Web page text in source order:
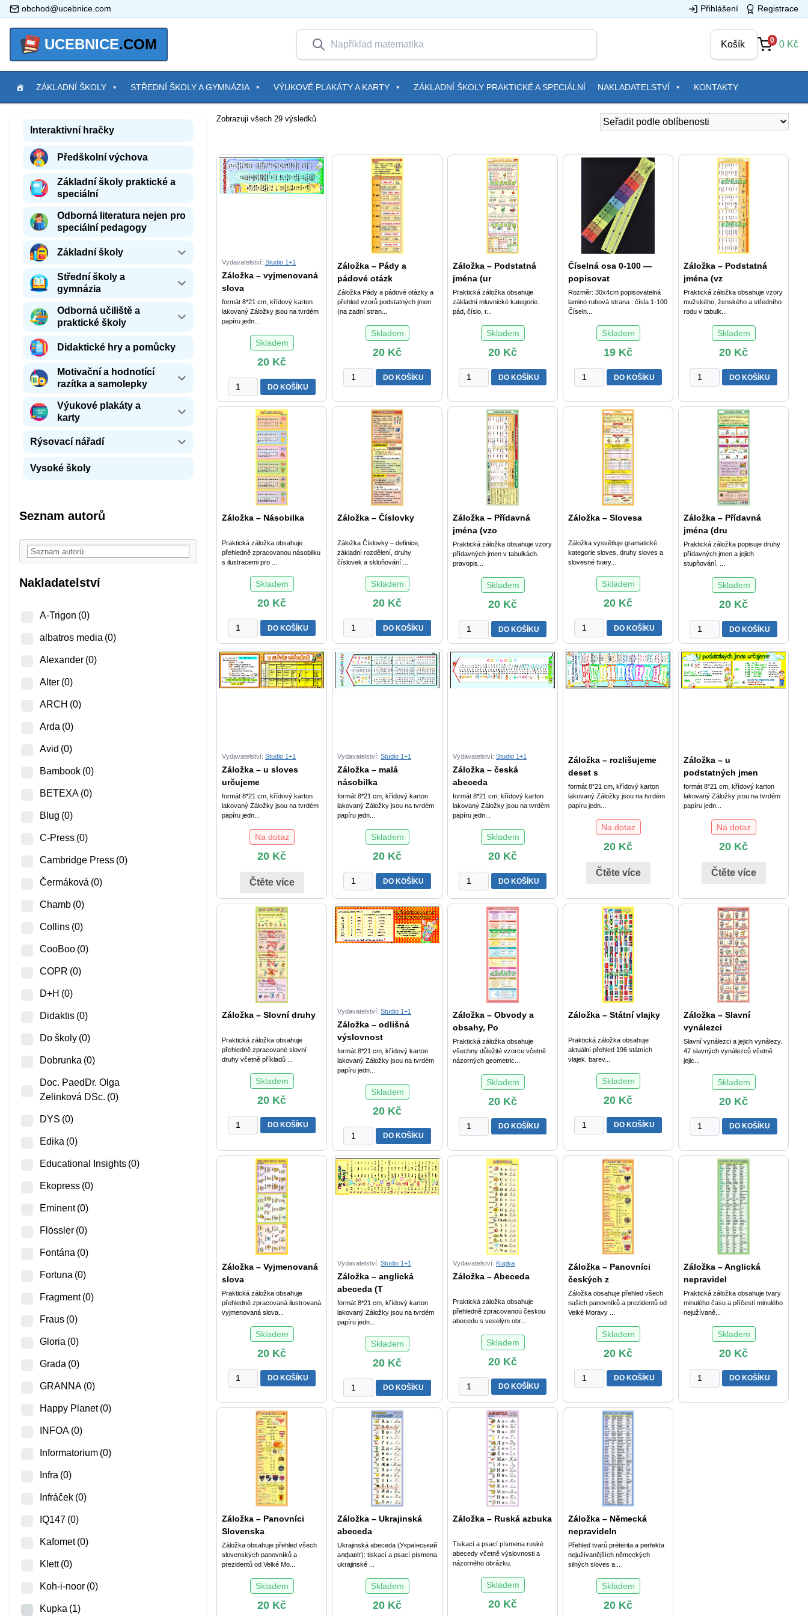
obchod@ucebnice.com Přihlášení Registrace
UCEBNICE.COM Košík 0 0 Kč
ZÁKLADNÍ ŠKOLY STŘEDNÍ ŠKOLY A GYMNÁZIA VÝUKOVÉ PLAKÁTY A KARTY ZÁKLADNÍ ŠKOLY PRAKTICKÉ A SPECIÁLNÍ NAKLADATELSTVÍ KONTAKTY
Interaktivní hračky
Předškolní výchova
Základní školy praktické a
speciální
Odborná literatura nejen pro
speciální pedagogy
Základní školy
Střední školy a
gymnázia
Odborná učiliště a
praktické školy
Didaktické hry a pomůcky
Motivační a hodnotící
razítka a samolepky
Výukové plakáty a
karty
Rýsovací nářadí
Vysoké školy
Seznam autorů
Nakladatelství
A-Trigon (0)
albatros media (0)
Alexander (0)
Alter (0)
ARCH (0)
Arda (0)
Avid (0)
Bambook (0)
BETEXA (0)
Blug (0)
C-Press (0)
Cambridge Press (0)
Čermáková (0)
Chamb (0)
Collins (0)
CooBoo (0)
COPR (0)
D+H (0)
Didaktis (0)
Do školy (0)
Dobrunka (0)
Doc. PaedDr. Olga
Zelinková DSc. (0)
DYS (0)
Edika (0)
Educational Insights (0)
Ekopress (0)
Eminent (0)
Flössler (0)
Fontána (0)
Fortuna (0)
Fragment (0)
Fraus (0)
Gloria (0)
Grada (0)
GRANNA (0)
Happy Planet (0)
INFOA (0)
Informatorium (0)
Infra (0)
Infráček (0)
IQ147 (0)
Kafomet (0)
Klett (0)
Koh-i-noor (0)
Kupka (1)
Zobrazuji všech 29 výsledků
Vydavatelství: Studio 1+1
Záložka – vyjmenovaná
slova
formát 8*21 cm, křídový karton
lakovaný Záložky jsou na tvrdém
papíru jedn...
Skladem
20 Kč
Záložka
-
vyjmenovaná
množství
DO KOŠÍKU
Záložka – Pády a
pádové otázk
Záložka Pády a pádové otázky a
přehled vzorů podstatných jmen
(na zadní stran...
Skladem
20 Kč
Záložka
-
Pády
množství
DO KOŠÍKU
Záložka – Podstatná
jména (ur
Praktická záložka obsahuje
základní mluvnické kategorie.
pád, číslo, r...
Skladem
20 Kč
Záložka
-
Podstatná
(určujeme)
množství
DO KOŠÍKU
Číselná osa 0-100 —
popisovat
Rozměr: 30x4cm popisovatelná
lamino rubová strana : čísla 1-100
Číseln...
Skladem
19 Kč
Číselná
osa
0-
popisovatelná
30cmx4cm/
čísla
100
množství
DO KOŠÍKU
Záložka – Podstatná
jména (vz
Praktická záložka obsahuje vzory
mužského, ženského a středního
rodu v tabulk...
Skladem
20 Kč
Záložka
-
Podstatná
množství
DO KOŠÍKU
Záložka – Násobilka
Praktická záložka obsahuje
přehledně zpracovanou násobilku
s ilustracemi pro ...
Skladem
20 Kč
Záložka
-
Násobilka
množství
DO KOŠÍKU
Záložka – Číslovky
Záložka Číslovky – definice,
základní rozdělení, druhy
číslovek a skloňování ...
Skladem
20 Kč
Záložka
-
Číslovky
množství
DO KOŠÍKU
Záložka – Přídavná
jména (vzo
Praktická záložka obsahuje vzory
přídavných jmen v tabulkách.
pravopis...
Skladem
20 Kč
Záložka
-
Přídavná
jména
(vzory)
množství
DO KOŠÍKU
Záložka – Slovesa
Záložka vysvětluje gramatické
kategorie sloves, druhy sloves a
slovesné tvary...
Skladem
20 Kč
Záložka
-
Slovesa
množství
DO KOŠÍKU
Záložka – Přídavná
jména (dru
Praktická záložka popisuje druhy
přídavných jmen a jejich
stupňování. ...
Skladem
20 Kč
Záložka
-
Přídavná
jména
(druhy,
stupňování)
DO KOŠÍKU
Vydavatelství: Studio 1+1
Záložka – u sloves
určujeme
formát 8*21 cm, křídový karton
lakovaný Záložky jsou na tvrdém
papíru jedn...
Na dotaz
20 Kč
Čtěte více
Vydavatelství: Studio 1+1
Záložka – malá
násobilka
formát 8*21 cm, křídový karton
lakovaný Záložky jsou na tvrdém
papíru jedn...
Skladem
20 Kč
Záložka
-
malá
násobilka
množství
DO KOŠÍKU
Vydavatelství: Studio 1+1
Záložka – česká
abeceda
formát 8*21 cm, křídový karton
lakovaný Záložky jsou na tvrdém
papíru jedn...
Skladem
20 Kč
Záložka
-
česká
abeceda
množství
DO KOŠÍKU
Záložka – rozlišujeme
deset s
formát 8*21 cm, křídový karton
lakovaný Záložky jsou na tvrdém
papíru jedn...
Na dotaz
20 Kč
Čtěte více
Záložka – u
podstatných jmen
formát 8*21 cm, křídový karton
lakovaný Záložky jsou na tvrdém
papíru jedn...
Na dotaz
20 Kč
Čtěte více
Záložka – Slovní druhy
Praktická záložka obsahuje
přehledně zpracované slovní
druhy včetně příkladů ...
Skladem
20 Kč
Záložka
-
množství
DO KOŠÍKU
Vydavatelství: Studio 1+1
Záložka – odlišná
výslovnost
formát 8*21 cm, křídový karton
lakovaný Záložky jsou na tvrdém
papíru jedn...
Skladem
20 Kč
Záložka
-
odlišná
výslovnost
a
psaní
DO KOŠÍKU
Záložka – Obvody a
obsahy, Po
Praktická záložka obsahuje
všechny důležité vzorce včetně
názorných geometric...
Skladem
20 Kč
Záložka
-
Obvody
Povrchy
množství
DO KOŠÍKU
Záložka – Státní vlajky
Praktická záložka obsahuje
aktuální přehled 196 státních
vlajek. barev...
Skladem
20 Kč
Záložka
-
množství
DO KOŠÍKU
Záložka – Slavní
vynálezci
Slavní vynálezci a jejich vynálezy.
47 slavných vynálezců včetně
jejic...
Skladem
20 Kč
Záložka
-
Slavní
vynálezci
množství
DO KOŠÍKU
Záložka – Vyjmenovaná
slova
Praktická záložka obsahuje
přehledně zpracovaná ilustrovaná
vyjmenovaná slova...
Skladem
20 Kč
Záložka
-
Vyjmenovaná
množství
DO KOŠÍKU
Vydavatelství: Studio 1+1
Záložka – anglická
abeceda (T
formát 8*21 cm, křídový karton
lakovaný Záložky jsou na tvrdém
papíru jedn...
Skladem
20 Kč
Záložka
-
anglická
abeceda
alphabet)
množství
DO KOŠÍKU
Vydavatelství: Kupka
Záložka – Abeceda
Praktická záložka obsahuje
přehledně zpracovanou českou
abecedu s veselým obr...
Skladem
20 Kč
Záložka
-
Abeceda
množství
DO KOŠÍKU
Záložka – Panovníci
českých z
Záložka obsahuje přehled všech
našich panovníků a prezidentů od
Velké Moravy ...
Skladem
20 Kč
Záložka
-
Panovníci
českých
množství
DO KOŠÍKU
Záložka – Anglická
nepravidel
Praktická záložka obsahuje tvary
minulého času a příčestí minulého
nejužívaně...
Skladem
20 Kč
Záložka
-
Anglická
DO KOŠÍKU
Záložka – Panovníci
Slovenska
Záložka obsahuje přehled všech
slovenských panovníků a
prezidentů od Velké Mo...
Skladem
20 Kč
Záložka – Ukrajinská
abeceda
Ukrajinská abeceda (Український
алфавіт): tiskací a psací písmena
ukrajinské ...
Skladem
20 Kč
Záložka – Ruská azbuka
Tiskací a psací písmena ruské
abecedy včetně výslovnosti a
názorného obrázku.
Skladem
20 Kč
Záložka – Německá
nepravideln
Přehled tvarů préterita a perfekta
nejužívanějších německých
silných sloves a...
Skladem
20 Kč